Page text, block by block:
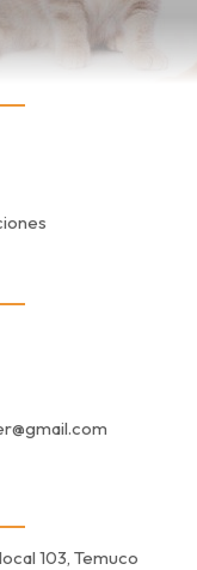
103, Temuco